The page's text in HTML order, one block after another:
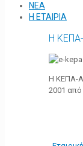
ΝΕΑ
Η ΕΤΑΙΡΙΑ
Η
Η ΚΕΠΑ-
2001